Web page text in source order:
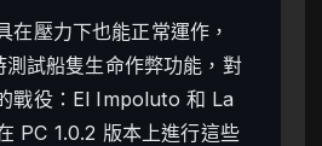
在壓力下也能正常運作，
試船隻生命作弊功能，對
戰役：El Impoluto 和 La
PC 1.0.2 版本上進行這些